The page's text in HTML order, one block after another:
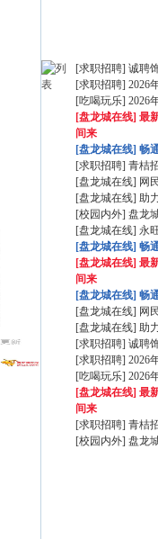
[求职招聘] 诚聘
[求职招聘] 2026
[吃喝玩乐] 2026
[盘龙城在线] 最
间来
[盘龙城在线] 畅
[求职招聘] 青桔
[盘龙城在线] 网
[盘龙城在线] 助
[校园内外] 盘龙
[盘龙城在线] 永
[盘龙城在线] 畅
[盘龙城在线] 最
间来
[盘龙城在线] 畅
[盘龙城在线] 网
[盘龙城在线] 助
[求职招聘] 诚聘
[求职招聘] 2026
[吃喝玩乐] 2026
[盘龙城在线] 最
间来
[求职招聘] 青桔
[校园内外] 盘龙